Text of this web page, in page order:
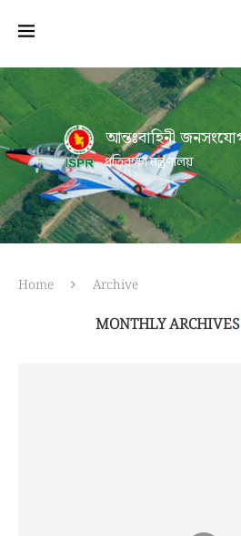
আন্তঃবাহিনী
প্রতিরক্ষা মন্ত্রণালয়
Home Archive
MONTHLY